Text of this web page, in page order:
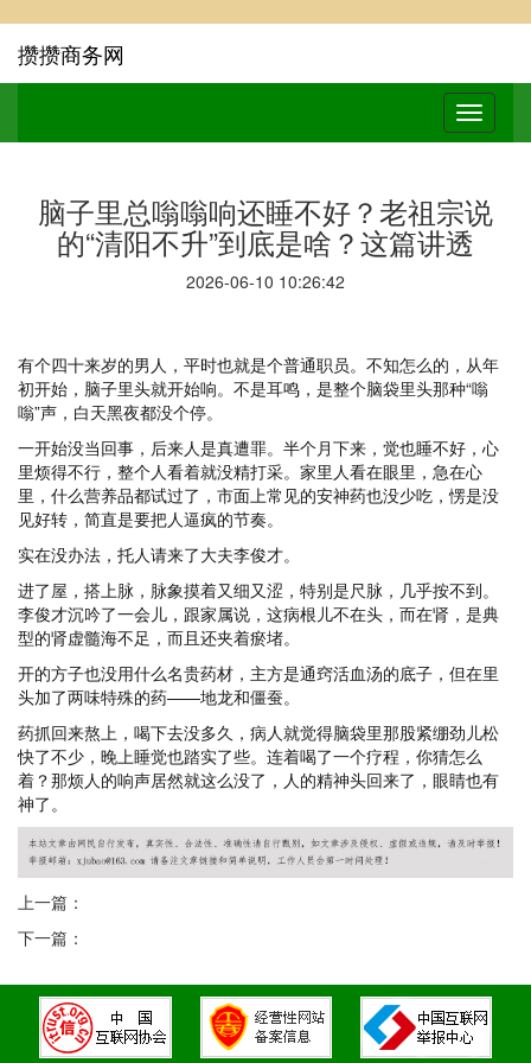
攒攒商务网
脑子里总嗡嗡响还睡不好？老祖宗说
的“清阳不升”到底是啥？这篇讲透
2026-06-10 10:26:42
有个四十来岁的男人，平时也就是个普通职员。不知怎么的，从年
初开始，脑子里头就开始响。不是耳鸣，是整个脑袋里头那种“嗡
嗡”声，白天黑夜都没个停。
一开始没当回事，后来人是真遭罪。半个月下来，觉也睡不好，心
里烦得不行，整个人看着就没精打采。家里人看在眼里，急在心
里，什么营养品都试过了，市面上常见的安神药也没少吃，愣是没
见好转，简直是要把人逼疯的节奏。
实在没办法，托人请来了大夫李俊才。
进了屋，搭上脉，脉象摸着又细又涩，特别是尺脉，几乎按不到。
李俊才沉吟了一会儿，跟家属说，这病根儿不在头，而在肾，是典
型的肾虚髓海不足，而且还夹着瘀堵。
开的方子也没用什么名贵药材，主方是通窍活血汤的底子，但在里
头加了两味特殊的药——地龙和僵蚕。
药抓回来熬上，喝下去没多久，病人就觉得脑袋里那股紧绷劲儿松
快了不少，晚上睡觉也踏实了些。连着喝了一个疗程，你猜怎么
着？那烦人的响声居然就这么没了，人的精神头回来了，眼睛也有
神了。
上一篇：
下一篇：